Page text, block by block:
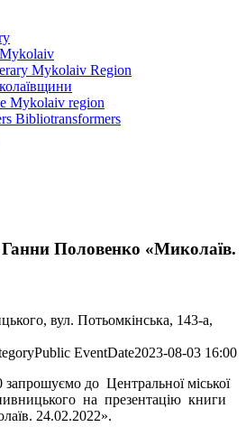
Mykolaiv Region
Mykolaiv region
Bibliotransformers
Ганни Половенко «Миколаїв.
вул. Потьомкінська, 143-а,
Public EventDate2023-08-03 16:00
запрошуємо до Центральної міської
на презентацію книги
24.02.2022».